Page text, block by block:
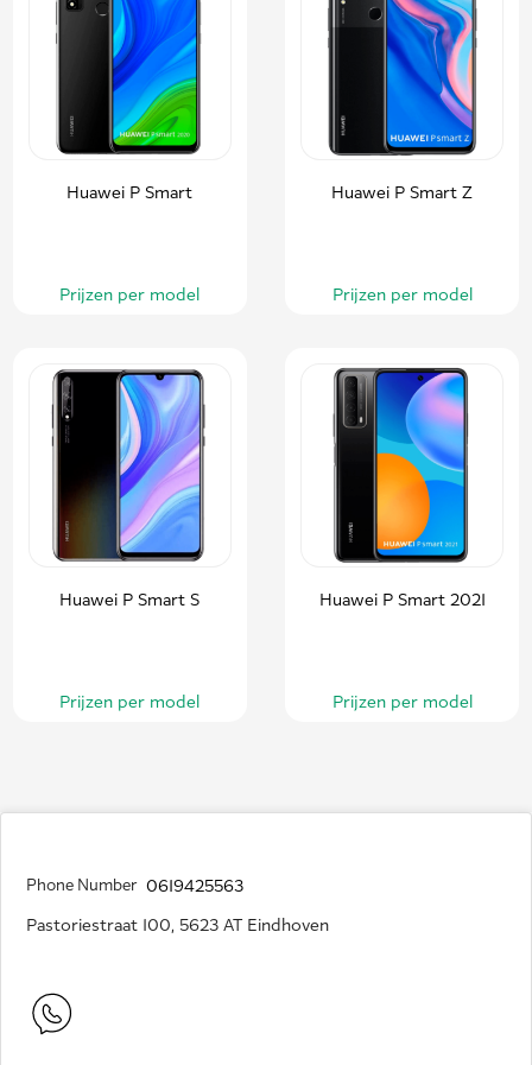
Huawei P Smart
Prijzen per model
Huawei P Smart Z
Prijzen per model
Huawei P Smart S
Prijzen per model
Huawei P Smart 2021
Prijzen per model
Phone Number 0619425563
Pastoriestraat 100, 5623 AT Eindhoven